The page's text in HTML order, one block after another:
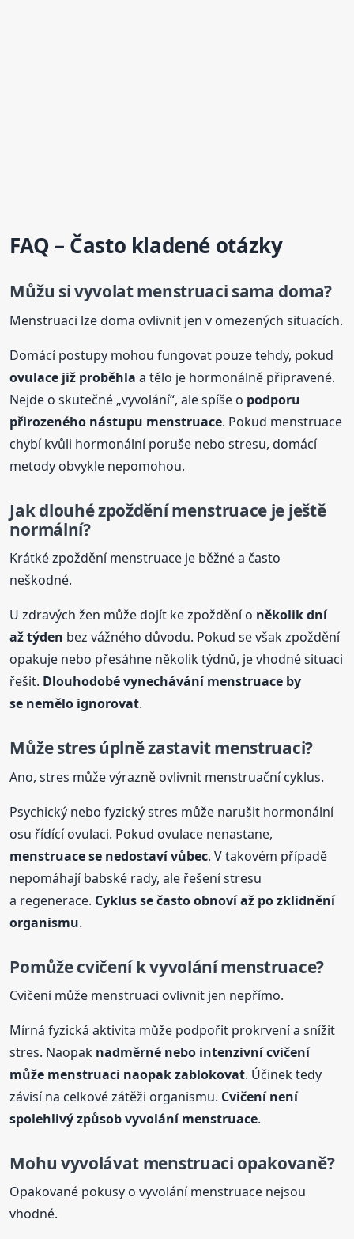
FAQ – Často kladené otázky
Můžu si vyvolat menstruaci sama doma?
Menstruaci lze doma ovlivnit jen v omezených situacích.
Domácí postupy mohou fungovat pouze tehdy, pokud
ovulace již proběhla a tělo je hormonálně připravené.
Nejde o skutečné „vyvolání“, ale spíše o podporu
přirozeného nástupu menstruace. Pokud menstruace
chybí kvůli hormonální poruše nebo stresu, domácí
metody obvykle nepomohou.
Jak dlouhé zpoždění menstruace je ještě
normální?
Krátké zpoždění menstruace je běžné a často
neškodné.
U zdravých žen může dojít ke zpoždění o několik dní
až týden bez vážného důvodu. Pokud se však zpoždění
opakuje nebo přesáhne několik týdnů, je vhodné situaci
řešit. Dlouhodobé vynechávání menstruace by
se nemělo ignorovat.
Může stres úplně zastavit menstruaci?
Ano, stres může výrazně ovlivnit menstruační cyklus.
Psychický nebo fyzický stres může narušit hormonální
osu řídící ovulaci. Pokud ovulace nenastane,
menstruace se nedostaví vůbec. V takovém případě
nepomáhají babské rady, ale řešení stresu
a regenerace. Cyklus se často obnoví až po zklidnění
organismu.
Pomůže cvičení k vyvolání menstruace?
Cvičení může menstruaci ovlivnit jen nepřímo.
Mírná fyzická aktivita může podpořit prokrvení a snížit
stres. Naopak nadměrné nebo intenzivní cvičení
může menstruaci naopak zablokovat. Účinek tedy
závisí na celkové zátěži organismu. Cvičení není
spolehlivý způsob vyvolání menstruace.
Mohu vyvolávat menstruaci opakovaně?
Opakované pokusy o vyvolání menstruace nejsou
vhodné.